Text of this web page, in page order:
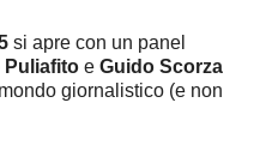
si apre con un panel
Puliafito e Guido Scorza
giornalistico (e non